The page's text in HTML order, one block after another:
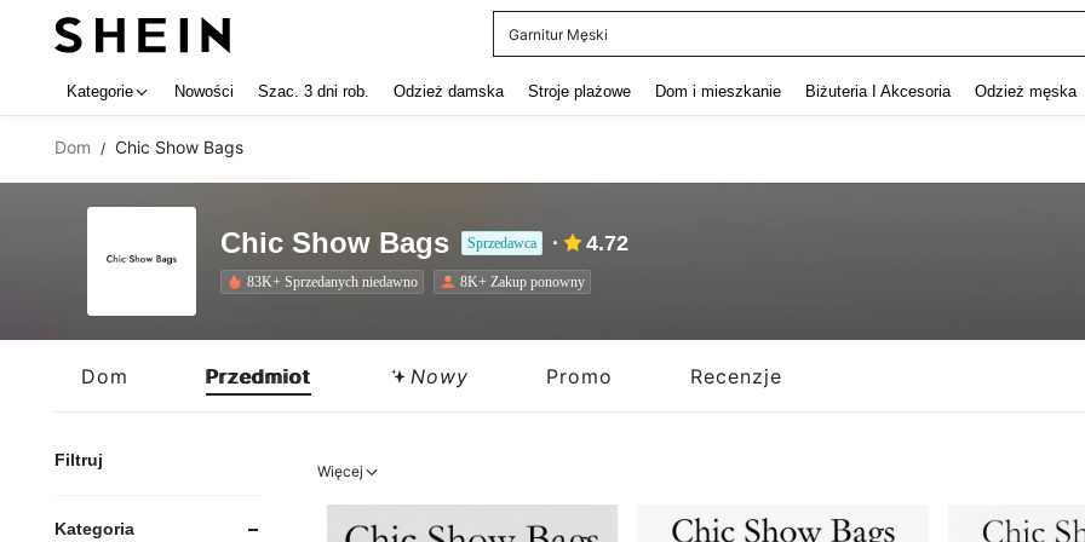
Garnitur Męski
Kategorie Nowości Szac. 3 dni rob. Odzież damska Stroje plażowe Dom i mieszkanie Biżuteria I Akcesoria Odzież męska
Dom / Chic Show Bags
Chic Show Bags Sprzedawca 4.72
83K+ Sprzedanych niedawno 8K+ Zakup ponowny
Dom Przedmiot Nowy Promo Recenzje
Filtruj
Kategoria
Więcej